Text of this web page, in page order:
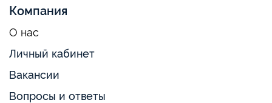
Компания
О нас
Личный кабинет
Вакансии
Вопросы и ответы